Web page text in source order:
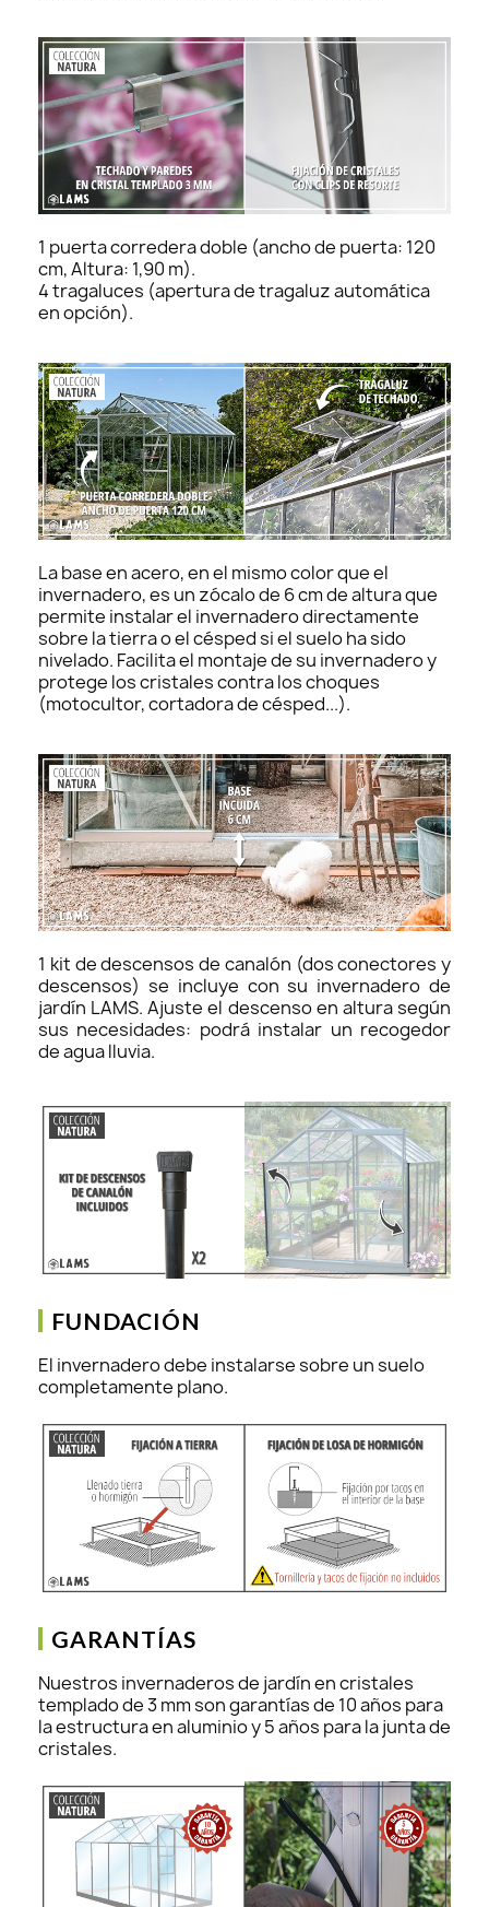
1 puerta corredera doble (ancho de puerta: 120
cm, Altura: 1,90 m).
4 tragaluces (apertura de tragaluz automática
en opción).
La base en acero, en el mismo color que el
invernadero, es un zócalo de 6 cm de altura que
permite instalar el invernadero directamente
sobre la tierra o el césped si el suelo ha sido
nivelado. Facilita el montaje de su invernadero y
protege los cristales contra los choques
(motocultor, cortadora de césped...).
1 kit de descensos de canalón (dos conectores y
descensos) se incluye con su invernadero de
jardín LAMS. Ajuste el descenso en altura según
sus necesidades: podrá instalar un recogedor
de agua lluvia.
FUNDACIÓN
El invernadero debe instalarse sobre un suelo
completamente plano.
GARANTÍAS
Nuestros invernaderos de jardín en cristales
templado de 3 mm son garantías de 10 años para
la estructura en aluminio y 5 años para la junta de
cristales.